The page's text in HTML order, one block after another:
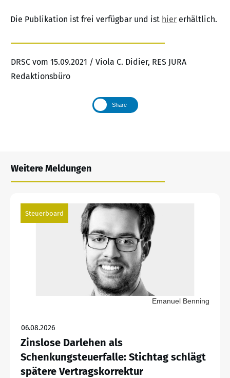
Die Publikation ist frei verfügbar und ist hier erhältlich.
DRSC vom 15.09.2021 / Viola C. Didier, RES JURA
Redaktionsbüro
Share
Weitere Meldungen
Steuerboard
Emanuel Benning
06.08.2026
Zinslose Darlehen als
Schenkungsteuerfalle: Stichtag schlägt
spätere Vertragskorrektur